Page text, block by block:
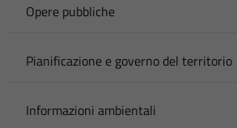
Opere pubbliche
Pianificazione e governo del territorio
Informazioni ambientali